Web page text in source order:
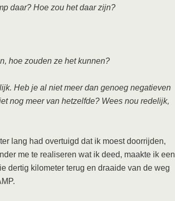
daar? Hoe zou het daar zijn?
hoe zouden ze het kunnen?
Heb je al niet meer dan genoeg negatieven
nog meer van hetzelfde? Wees nou redelijk,
lang had overtuigd dat ik moest doorrijden,
me te realiseren wat ik deed, maakte ik een
dertig kilometer terug en draaide van de weg